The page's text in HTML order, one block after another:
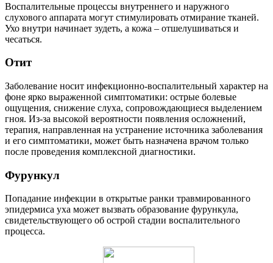
Воспалительные процессы внутреннего и наружного
слухового аппарата могут стимулировать отмирание тканей.
Ухо внутри начинает зудеть, а кожа – отшелушиваться и
чесаться.
Отит
Заболевание носит инфекционно-воспалительный характер на
фоне ярко выраженной симптоматики: острые болевые
ощущения, снижение слуха, сопровождающиеся выделением
гноя. Из-за высокой вероятности появления осложнений,
терапия, направленная на устранение источника заболевания
и его симптоматики, может быть назначена врачом только
после проведения комплексной диагностики.
Фурункул
Попадание инфекции в открытые ранки травмированного
эпидермиса уха может вызвать образование фурункула,
свидетельствующего об острой стадии воспалительного
процесса.